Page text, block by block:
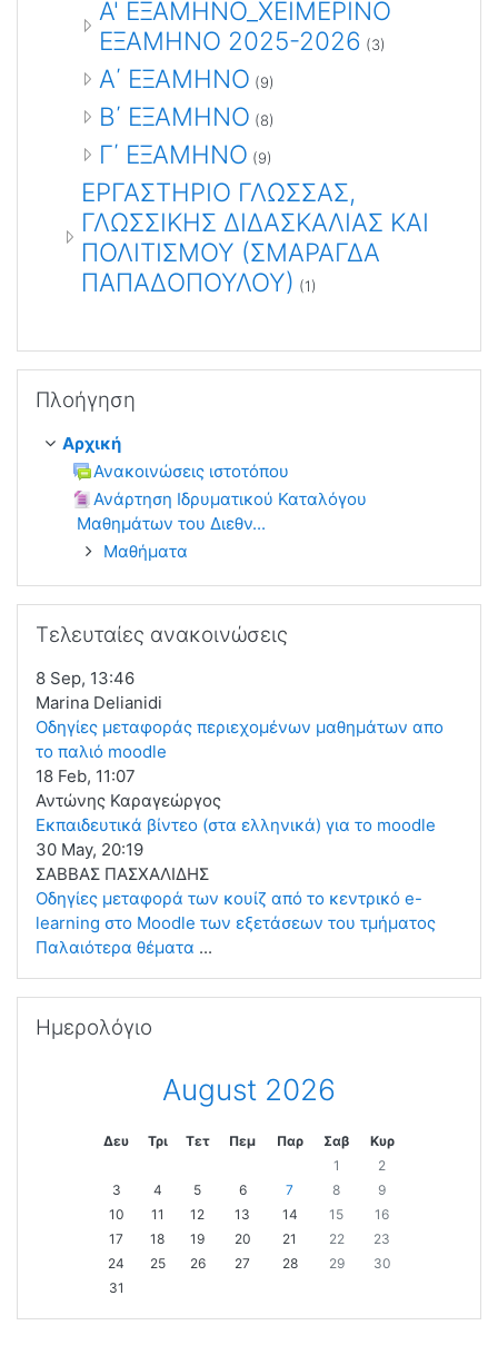
Α' ΕΞΑΜΗΝΟ_ΧΕΙΜΕΡΙΝΟ
ΕΞΑΜΗΝΟ 2025-2026 (3)
Α΄ ΕΞΑΜΗΝΟ (9)
Β΄ ΕΞΑΜΗΝΟ (8)
Γ΄ ΕΞΑΜΗΝΟ (9)
ΕΡΓΑΣΤΗΡΙΟ ΓΛΩΣΣΑΣ,
ΓΛΩΣΣΙΚΗΣ ΔΙΔΑΣΚΑΛΙΑΣ ΚΑΙ
ΠΟΛΙΤΙΣΜΟΥ (ΣΜΑΡΑΓΔΑ
ΠΑΠΑΔΟΠΟΥΛΟΥ) (1)
Πλοήγηση
Αρχική
Ανακοινώσεις ιστοτόπου
Ανάρτηση Ιδρυματικού Καταλόγου
Μαθημάτων του Διεθν...
Μαθήματα
Τελευταίες ανακοινώσεις
8 Sep, 13:46
Marina Delianidi
Οδηγίες μεταφοράς περιεχομένων μαθημάτων απο
το παλιό moodle
18 Feb, 11:07
Αντώνης Καραγεώργος
Εκπαιδευτικά βίντεο (στα ελληνικά) για το moodle
30 May, 20:19
ΣΑΒΒΑΣ ΠΑΣΧΑΛΙΔΗΣ
Οδηγίες μεταφορά των κουίζ από το κεντρικό e-
learning στο Moodle των εξετάσεων του τμήματος
Παλαιότερα θέματα ...
Ημερολόγιο
August 2026
Δευ Τρι Τετ Πεμ Παρ Σαβ
Κυρ
1
2
3
4 5 6 7 8
9
10
11 12 13 14 15
16
17
18 19 20 21 22
23
24
25 26 27 28 29
30
31